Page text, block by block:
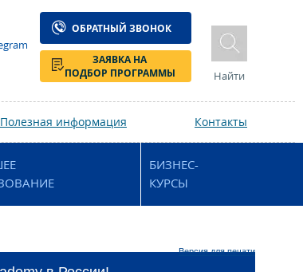
ОБРАТНЫЙ ЗВОНОК
ЗАЯВКА НА
ПОДБОР ПРОГРАММЫ
Найти
Полезная информация Контакты
БИЗНЕС-
КУРСЫ
Версия для печати